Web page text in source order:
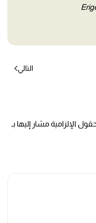
التالي
الإلزامية مشار إليها بـ